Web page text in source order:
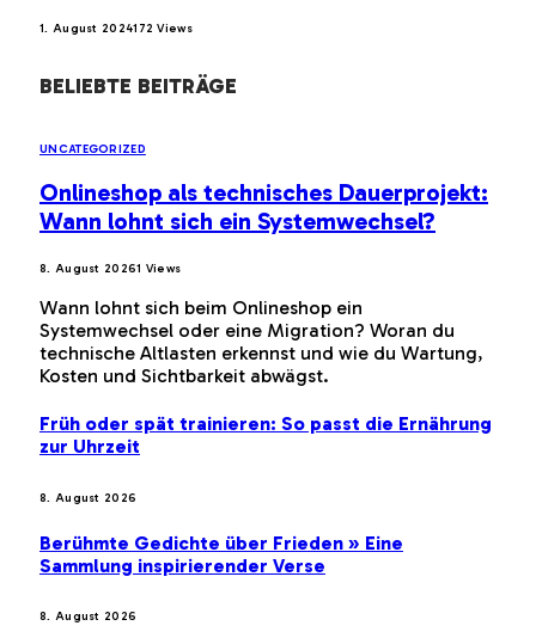
1. August 2024172Views
BELIEBTE BEITRÄGE
UNCATEGORIZED
Onlineshop als technisches Dauerprojekt:
Wann lohnt sich ein Systemwechsel?
8. August 20261 Views
Wann lohnt sich beim Onlineshop ein
Systemwechsel oder eine Migration? Woran du
technische Altlasten erkennst und wie du Wartung,
Kosten und Sichtbarkeit abwägst.
Früh oder spät trainieren: So passt die Ernährung
zur Uhrzeit
8. August 2026
Berühmte Gedichte über Frieden » Eine
Sammlung inspirierender Verse
8. August 2026